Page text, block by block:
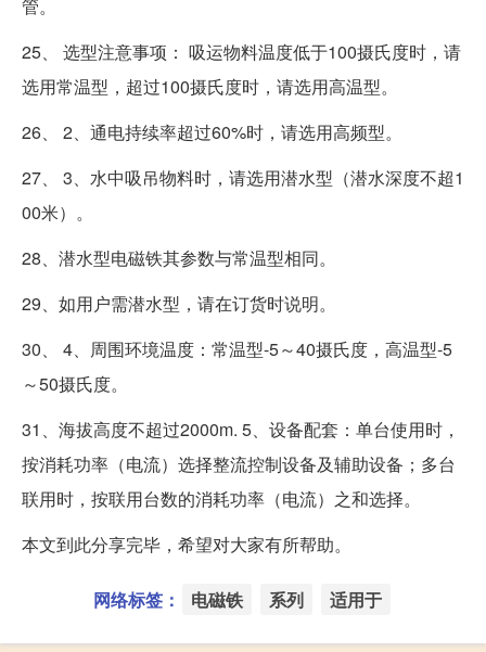
管。
25、 选型注意事项： 吸运物料温度低于100摄氏度时，请
选用常温型，超过100摄氏度时，请选用高温型。
26、 2、通电持续率超过60%时，请选用高频型。
27、 3、水中吸吊物料时，请选用潜水型（潜水深度不超1
00米）。
28、潜水型电磁铁其参数与常温型相同。
29、如用户需潜水型，请在订货时说明。
30、 4、周围环境温度：常温型-5～40摄氏度，高温型-5
～50摄氏度。
31、海拔高度不超过2000m. 5、设备配套：单台使用时，
按消耗功率（电流）选择整流控制设备及辅助设备；多台
联用时，按联用台数的消耗功率（电流）之和选择。
本文到此分享完毕，希望对大家有所帮助。
网络标签： 电磁铁 系列 适用于